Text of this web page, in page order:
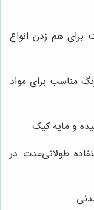
برای هم زدن انواع
مناسب برای مواد
و مایه کیک
طولانی‌مدت در